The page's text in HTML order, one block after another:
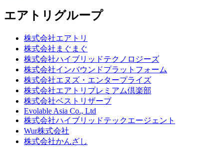
エアトリグループ
株式会社エアトリ
株式会社まぐまぐ
株式会社ハイブリッドテクノロジーズ
株式会社インバウンドプラットフォーム
株式会社エヌズ・エンタープライズ
株式会社エアトリプレミアム倶楽部
株式会社ベストリザーブ
Evolable Asia Co., Ltd
株式会社ハイブリッドテックエージェント
Wur株式会社
株式会社かんざし